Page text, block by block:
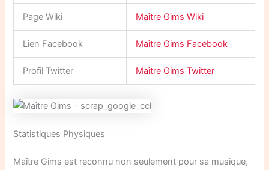
Page Wiki Maître Gims Wiki
Lien Facebook Maître Gims Facebook
Profil Twitter Maître Gims Twitter
Statistiques Physiques
Maître Gims est reconnu non seulement pour sa musique,